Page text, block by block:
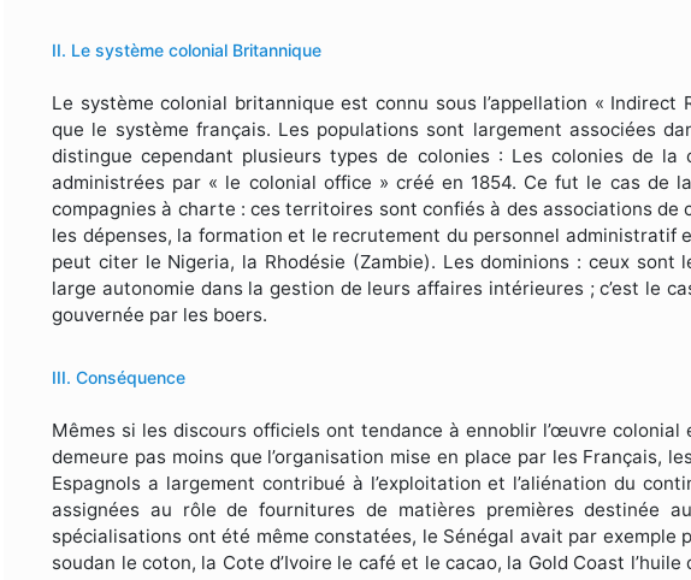
II. Le système colonial Britannique
Le système colonial britannique est connu sous l’appellation « Indirect
que le système français. Les populations sont largement associées
distingue cependant plusieurs types de colonies : Les colonies de la
administrées par « le colonial office » créé en 1854. Ce fut le cas de
compagnies à charte : ces territoires sont confiés à des associations de
les dépenses, la formation et le recrutement du personnel administratif
peut citer le Nigeria, la Rhodésie (Zambie). Les dominions : ceux sont
large autonomie dans la gestion de leurs affaires intérieures ; c’est le
gouvernée par les boers.
III. Conséquence
Mêmes si les discours officiels ont tendance à ennoblir l’œuvre colonial
demeure pas moins que l’organisation mise en place par les Français,
Espagnols a largement contribué à l’exploitation et l’aliénation du
assignées au rôle de fournitures de matières premières destinée
spécialisations ont été même constatées, le Sénégal avait par exemple
soudan le coton, la Cote d’Ivoire le café et le cacao, la Gold Coast